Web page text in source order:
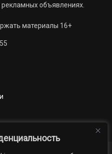
объявлениях.
материалы 16+